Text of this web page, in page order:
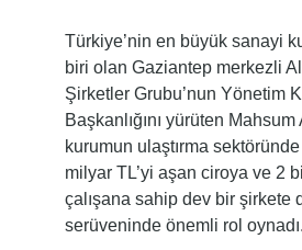
Türkiye’nin en büyük sanayi
biri olan Gaziantep merkezli
Şirketler Grubu’nun Yönetim
Başkanlığını yürüten
kurumun ulaştırma
milyar TL’yi aşan ciroya ve 2
çalışana sahip dev bir şirkete
serüveninde önemli rol oynadı.